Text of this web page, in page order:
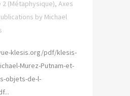
2 (Métaphysique), Axes
by Michael
klesis.org/pdf/klesis-
Murez-Putnam-et-
objets-de-l-